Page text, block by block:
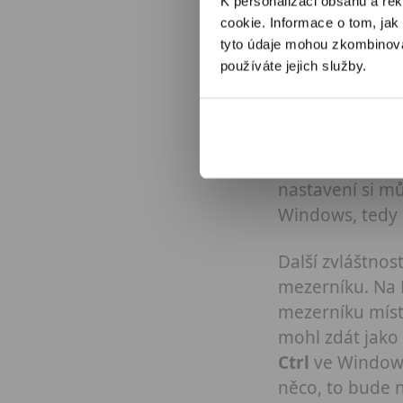
cookie. Informace o tom,
tyto údaje mohou
používáte jejich služby.
F2, F3 uvidíš
přehrávání
Pokud chceš
nastavení si
Windows, tedy
Další
mezerníku. Na
mezerníku
mohl zdát
Ctrl ve
něco, to bude